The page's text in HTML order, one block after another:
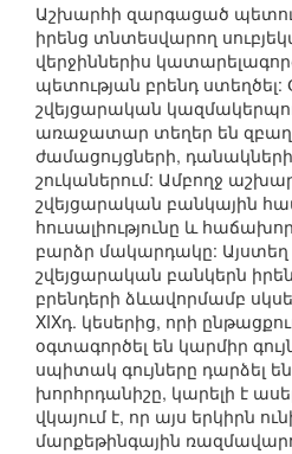
Աշխարհի զարգացած
իրենց տնտեսվարող
վերջիններիս
պետության բրենդ ստեղծել:
շվեյցարական
առաջատար տեղեր են
ժամացույցների,
շուկաներում: Ամբողջ
շվեյցարական բանկային
հուսալիությունը և
բարձր մակարդակը: Այստեղ
շվեյցարական բանկերն
բրենդերի ձևավորմամբ
XIXդ. կեսերից, որի
օգտագործել են կարմիր
սպիտակ գույները դարձել
խորհրդանիշը, կարելի է
վկայում է, որ այս երկիրն
մարքեթինգային